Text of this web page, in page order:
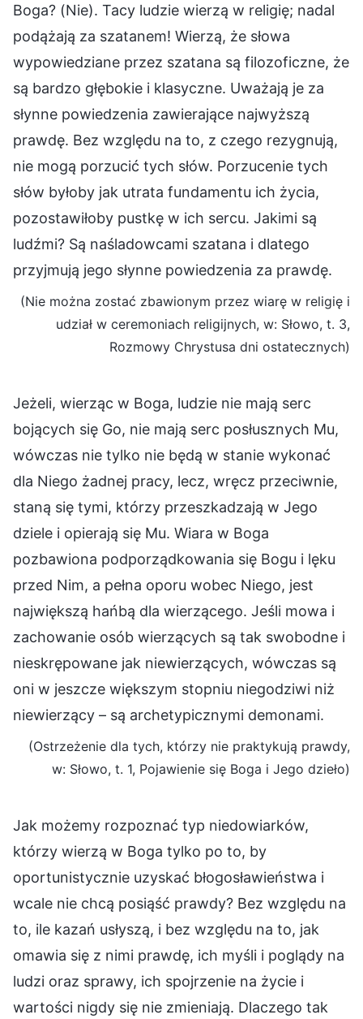
Boga? (Nie). Tacy ludzie wierzą w religię; nadal
podążają za szatanem! Wierzą, że słowa
wypowiedziane przez szatana są filozoficzne, że
są bardzo głębokie i klasyczne. Uważają je za
słynne powiedzenia zawierające najwyższą
prawdę. Bez względu na to, z czego rezygnują,
nie mogą porzucić tych słów. Porzucenie tych
słów byłoby jak utrata fundamentu ich życia,
pozostawiłoby pustkę w ich sercu. Jakimi są
ludźmi? Są naśladowcami szatana i dlatego
przyjmują jego słynne powiedzenia za prawdę.
(Nie można zostać zbawionym przez wiarę w religię i
udział w ceremoniach religijnych, w: Słowo, t. 3,
Rozmowy Chrystusa dni ostatecznych)
Jeżeli, wierząc w Boga, ludzie nie mają serc
bojących się Go, nie mają serc posłusznych Mu,
wówczas nie tylko nie będą w stanie wykonać
dla Niego żadnej pracy, lecz, wręcz przeciwnie,
staną się tymi, którzy przeszkadzają w Jego
dziele i opierają się Mu. Wiara w Boga
pozbawiona podporządkowania się Bogu i lęku
przed Nim, a pełna oporu wobec Niego, jest
największą hańbą dla wierzącego. Jeśli mowa i
zachowanie osób wierzących są tak swobodne i
nieskrępowane jak niewierzących, wówczas są
oni w jeszcze większym stopniu niegodziwi niż
niewierzący – są archetypicznymi demonami.
(Ostrzeżenie dla tych, którzy nie praktykują prawdy,
w: Słowo, t. 1, Pojawienie się Boga i Jego dzieło)
Jak możemy rozpoznać typ niedowiarków,
którzy wierzą w Boga tylko po to, by
oportunistycznie uzyskać błogosławieństwa i
wcale nie chcą posiąść prawdy? Bez względu na
to, ile kazań usłyszą, i bez względu na to, jak
omawia się z nimi prawdę, ich myśli i poglądy na
ludzi oraz sprawy, ich spojrzenie na życie i
wartości nigdy się nie zmieniają. Dlaczego tak